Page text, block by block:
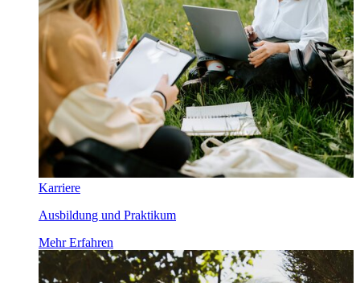
Karriere
Ausbildung und Praktikum
Mehr Erfahren